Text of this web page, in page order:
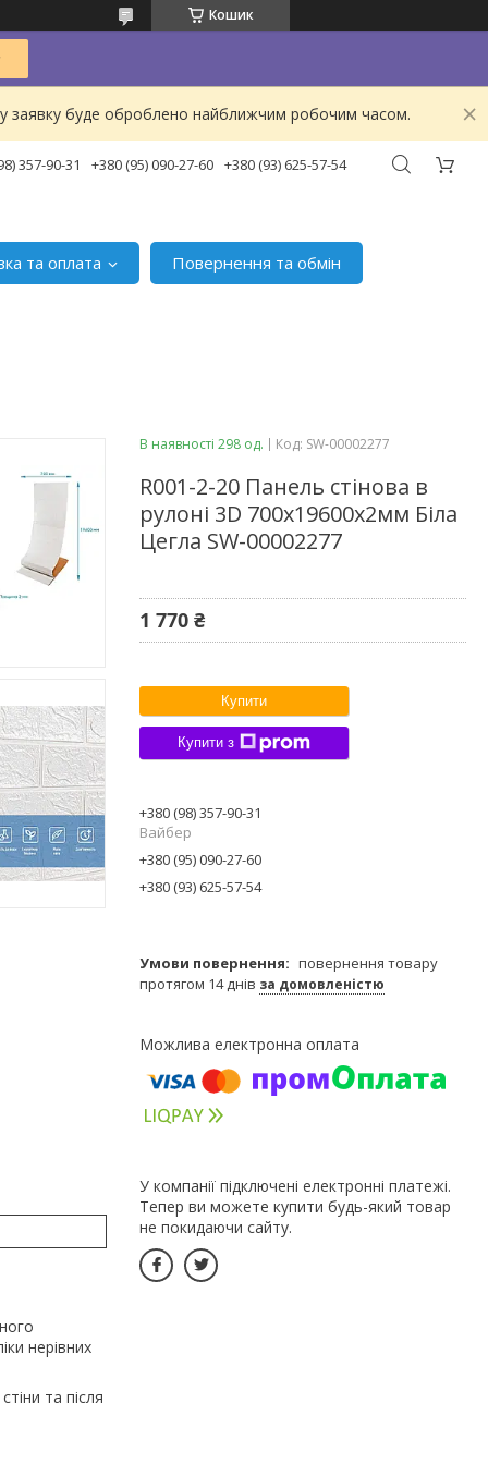
Кошик
заявку буде оброблено найближчим робочим часом.
357-90-31 +380 (95) 090-27-60 +380 (93) 625-57-54
та оплата
Повернення та обмін
нерівних
та після
В наявності 298 од. Код: SW-00002277
R001-2-20 Панель стінова в
рулоні 3D 700х19600х2мм Біла
Цегла SW-00002277
1 770 ₴
Купити
Купити з
+380 (98) 357-90-31
Вайбер
+380 (95) 090-27-60
+380 (93) 625-57-54
повернення товару
протягом 14 днів за домовленістю
У компанії підключені електронні платежі.
Тепер ви можете купити будь-який товар
не покидаючи сайту.